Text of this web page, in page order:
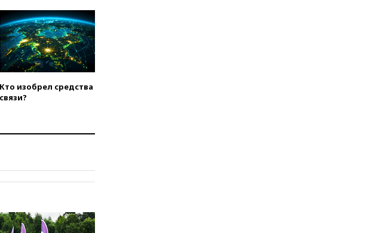
в Европу
и Колумбия
координацию
наркотрафика
Испании усилили
кризиса
чтобы «вести
попасть из Марокко в
параплане
Кто изобрел средства
связи?